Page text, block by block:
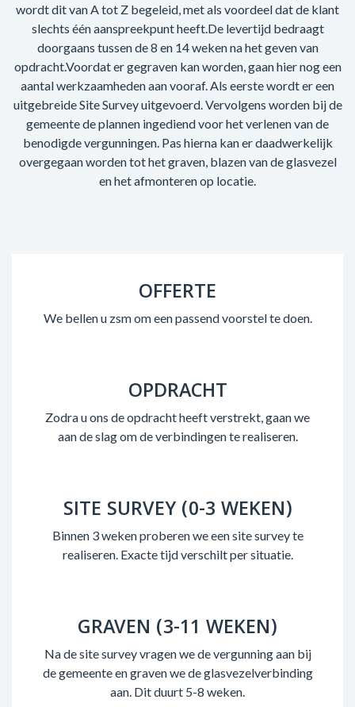
wordt dit van A tot Z begeleid, met als voordeel dat de klant
slechts één aanspreekpunt heeft.De levertijd bedraagt
doorgaans tussen de 8 en 14 weken na het geven van
opdracht.Voordat er gegraven kan worden, gaan hier nog een
aantal werkzaamheden aan vooraf. Als eerste wordt er een
uitgebreide Site Survey uitgevoerd. Vervolgens worden bij de
gemeente de plannen ingediend voor het verlenen van de
benodigde vergunningen. Pas hierna kan er daadwerkelijk
overgegaan worden tot het graven, blazen van de glasvezel
en het afmonteren op locatie.
OFFERTE
We bellen u zsm om een passend voorstel te doen.
OPDRACHT
Zodra u ons de opdracht heeft verstrekt, gaan we
aan de slag om de verbindingen te realiseren.
SITE SURVEY (0-3 WEKEN)
Binnen 3 weken proberen we een site survey te
realiseren. Exacte tijd verschilt per situatie.
GRAVEN (3-11 WEKEN)
Na de site survey vragen we de vergunning aan bij
de gemeente en graven we de glasvezelverbinding
aan. Dit duurt 5-8 weken.